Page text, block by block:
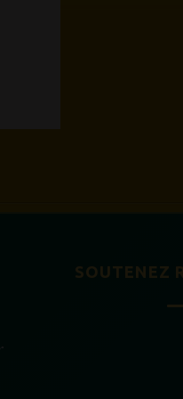
SOUTENEZ